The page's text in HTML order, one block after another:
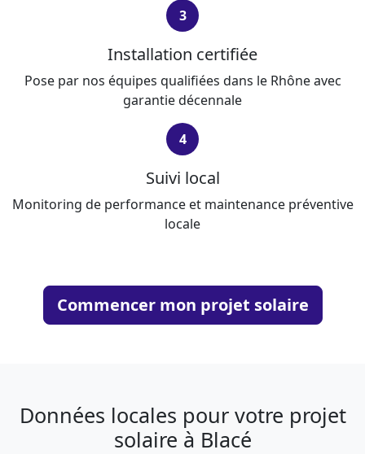
3
Installation certifiée
Pose par nos équipes qualifiées dans le Rhône avec
garantie décennale
4
Suivi local
Monitoring de performance et maintenance préventive
locale
Commencer mon projet solaire
Données locales pour votre projet
solaire à Blacé